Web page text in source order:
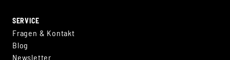
SERVICE
Fragen & Kontakt
Blog
Newsletter